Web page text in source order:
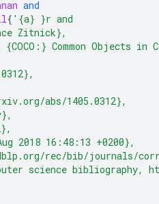
and
{ '{a} }r and
Common Objects in
abs/1405.0312},
2018 16:48:13 +0200},
rec/bib/journals/corr/
science bibliography,